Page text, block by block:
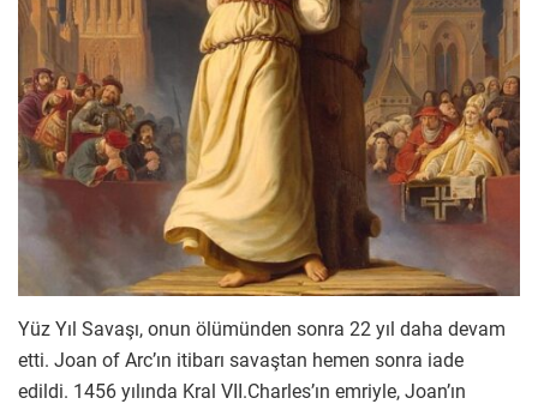
Yüz Yıl Savaşı, onun ölümünden sonra 22 yıl daha devam
etti. Joan of Arc’ın itibarı savaştan hemen sonra iade
edildi. 1456 yılında Kral VII.Charles’ın emriyle, Joan’ın